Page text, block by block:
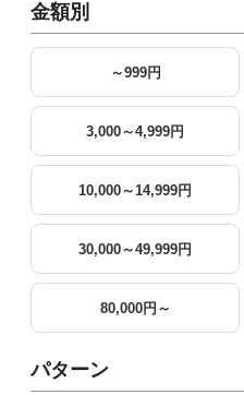
金額別
～999円
3,000～4,999円
10,000～14,999円
30,000～49,999円
80,000円～
パターン